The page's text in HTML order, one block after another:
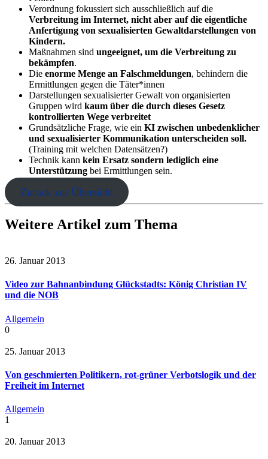
Verordnung fokussiert sich ausschließlich auf die
Verbreitung im Internet, nicht aber auf die eigentliche
Anfertigung von sexualisierten Gewaltdarstellungen von
Kindern.
Maßnahmen sind ungeeignet, um die Verbreitung zu
bekämpfen.
Die enorme Menge an Falschmeldungen, behindern die
Ermittlungen gegen die Täter*innen
Darstellungen sexualisierter Gewalt von organisierten
Gruppen wird kaum über die durch dieses Gesetz
kontrollierten Wege verbreitet
Grundsätzliche Frage, wie ein KI zwischen unbedenklicher
und sexualisierter Kommunikation unterscheiden soll.
(Training mit welchen Datensätzen?)
Technik kann kein Ersatz sondern lediglich eine
Unterstützung bei Ermittlungen sein.
Zurück zur Übersicht
Weitere Artikel zum Thema
26. Januar 2013
Video zur Bahnanbindung Glückstadts: König Christian IV
und die NOB
Allgemein
0
25. Januar 2013
Von geschmierten Politikern, rot-grüner Verbotslogik und der
Freiheit im Internet
Allgemein
1
20. Januar 2013